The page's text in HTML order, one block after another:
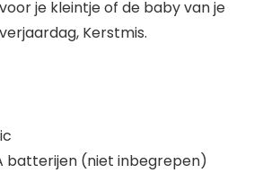
je kleintje of de baby van je
Kerstmis.
batterijen (niet inbegrepen)